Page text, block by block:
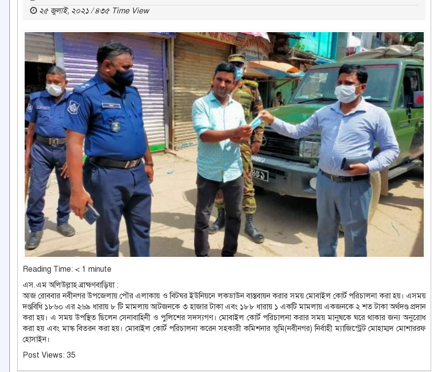
২৫ জুলাই, ২০২১ / ৪৩৫ Time View
Reading Time: < 1 minute
এস.এম অলিউল্লাহ ব্রাহ্মণবাড়িয়া :
আজ রোববার নবীনগর উপজেলায় পৌর এলাকায় ও বিটঘর ইউনিয়নে লকডাউন বাস্তবায়ন করার সময় মোবাইল কোর্ট পরিচালনা করা হয়। এসময়
দণ্ডবিধি ১৮৬০ এর ২৬৯ ধারায় ৮ টি মামলায় আটজনকে ৩ হাজার টাকা এবং ১৮৮ ধারায় ১ একটি মামলায় একজনকে ২ শত টাকা অর্থদণ্ড প্রদান
করা হয়। এ সময় উপস্থিত ছিলেন সেনাবাহিনী ও পুলিশের সদস্যগণ। মোবাইল কোর্ট পরিচালনা করার সময় মানুষকে ঘরে থাকার জন্য অনুরোধ
করা হয় এবং মাস্ক বিতরন করা হয়। মোবাইল কোর্ট পরিচালনা করেন সহকারী কমিশনার ভূমি(নবীনগর) নির্বাহী ম্যাজিস্ট্রেট মোহাম্মদ মোশাররফ
হোসাইন।
Post Views: 35